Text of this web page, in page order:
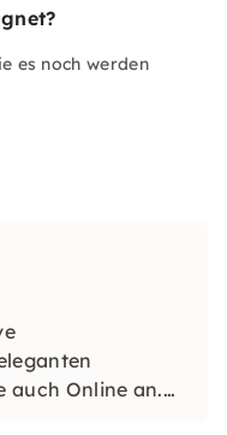
es noch werden
auch Online an.